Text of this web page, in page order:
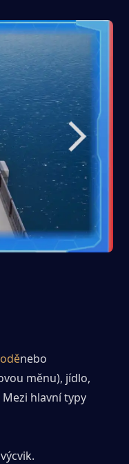
nebo
měnu), jídlo,
hlavní typy